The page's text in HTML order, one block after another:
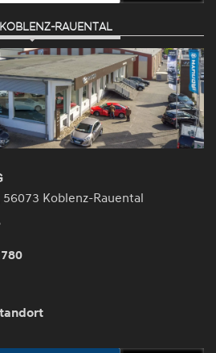
Zustimmen
und
aktivieren
RAUENTAL
Koblenz-Rauental